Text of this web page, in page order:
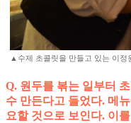
▲수제 초콜릿을 만들고 있는 이정
Q. 원두를 볶는 일부터
수 만든다고 들었다. 메
요할 것으로 보인다. 이